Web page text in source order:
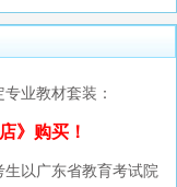
业教材套装：
》购买！
生以广东省教育考试院